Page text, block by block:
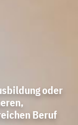
oder
Beruf